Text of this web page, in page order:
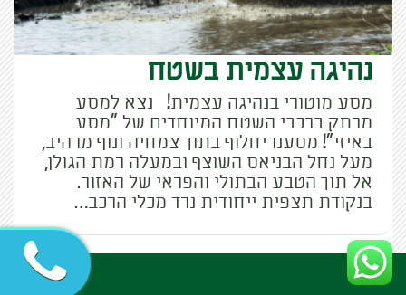
נהיגה עצמית בשטח
מסע מוטורי בנהיגה עצמית! נצא למסע
מרתק ברכבי השטח המיוחדים של "מסע
באיזי"! מסענו יחלוף בתוך צמחיה ונוף מרהיב,
מעל נחל הבניאס השוצף ובמעלה רמת הגולן,
אל תוך הטבע הבתולי והפראי של האזור.
בנקודת תצפית ייחודית נרד מכלי הרכב…